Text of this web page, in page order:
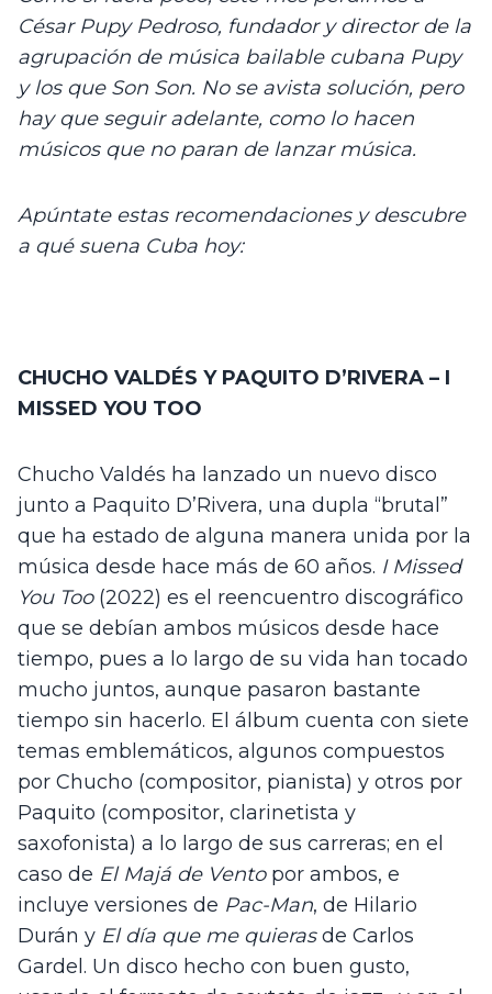
César Pupy Pedroso, fundador y director de la
agrupación de música bailable cubana Pupy
y los que Son Son. No se avista solución, pero
hay que seguir adelante, como lo hacen
músicos que no paran de lanzar música.
Apúntate estas recomendaciones y descubre
a qué suena Cuba hoy:
CHUCHO VALDÉS Y PAQUITO D’RIVERA – I
MISSED YOU TOO
Chucho Valdés ha lanzado un nuevo disco
junto a Paquito D’Rivera, una dupla “brutal”
que ha estado de alguna manera unida por la
música desde hace más de 60 años. I Missed
You Too (2022) es el reencuentro discográfico
que se debían ambos músicos desde hace
tiempo, pues a lo largo de su vida han tocado
mucho juntos, aunque pasaron bastante
tiempo sin hacerlo. El álbum cuenta con siete
temas emblemáticos, algunos compuestos
por Chucho (compositor, pianista) y otros por
Paquito (compositor, clarinetista y
saxofonista) a lo largo de sus carreras; en el
caso de El Majá de Vento por ambos, e
incluye versiones de Pac-Man, de Hilario
Durán y El día que me quieras de Carlos
Gardel. Un disco hecho con buen gusto,